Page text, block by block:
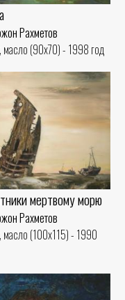
Рахметов
масло (90x70) - 1998 год
мертвому морю
Рахметов
масло (100x115) - 1990